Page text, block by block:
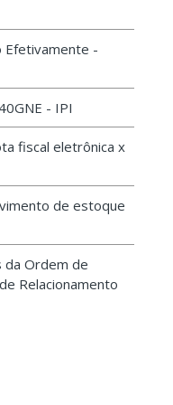
Efetivamente -
- IPI
fiscal eletrônica x
de estoque
Ordem de
Relacionamento